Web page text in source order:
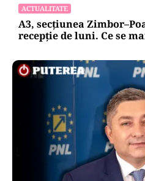
ACTUALITATE
A3, secțiunea
recepție de luni. Ce se